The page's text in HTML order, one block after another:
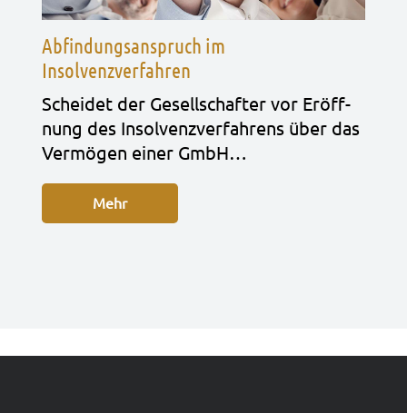
Abfindungsanspruch im
Insolvenzverfahren
Schei­det der Gesell­schaf­ter vor Eröff­
nung des Insol­venz­ver­fah­rens über das
Ver­mö­gen einer GmbH…
Mehr